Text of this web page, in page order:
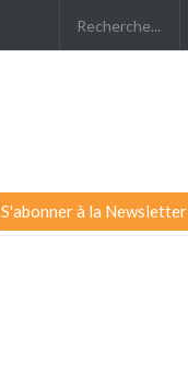
S'abonner à la Newsletter